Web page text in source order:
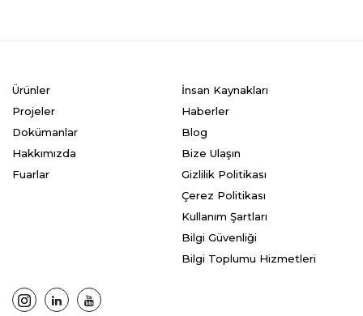
Ürünler
Projeler
Dokümanlar
Hakkımızda
Fuarlar
İnsan Kaynakları
Haberler
Blog
Bize Ulaşın
Gizlilik Politikası
Çerez Politikası
Kullanım Şartları
Bilgi Güvenliği
Bilgi Toplumu Hizmetleri